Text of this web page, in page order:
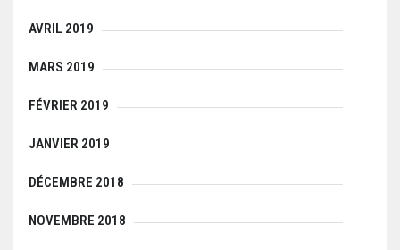
AVRIL 2019
MARS 2019
FÉVRIER 2019
JANVIER 2019
DÉCEMBRE 2018
NOVEMBRE 2018